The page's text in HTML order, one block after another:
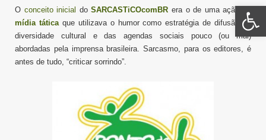
O conceito inicial doSARCASTiCOcomBR era o de uma ação de
mídia táticaque utilizava o humor como estratégia de difusão da
diversidade cultural e das agendas sociais pouco (ou mal)
abordadas pela imprensa brasileira. Sarcasmo, para os editores, é
antes de tudo, “criticar sorrindo”.